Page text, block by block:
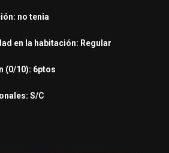
no tenia
en la habitación: Regular
(0/10): 6ptos
S/C